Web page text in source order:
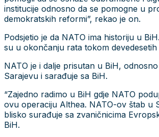
institucije odnosno da se pomogne u
demokratskih reformi”, rekao je on.
Podsjetio je da NATO ima historiju u
su u okončanju rata tokom devedesetih
NATO je i dalje prisutan u BiH,
Sarajevu i sarađuje sa BiH.
“Zajedno radimo u BiH gdje NATO
ovu operaciju Althea. NATO-ov štab u
blisko surađuje sa zvaničnicima
BiH.